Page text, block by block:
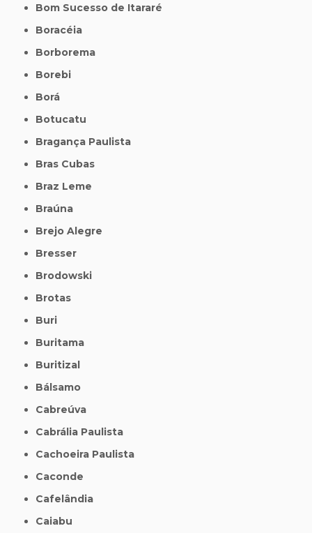
Bom Sucesso de Itararé
Boracéia
Borborema
Borebi
Borá
Botucatu
Bragança Paulista
Bras Cubas
Braz Leme
Braúna
Brejo Alegre
Bresser
Brodowski
Brotas
Buri
Buritama
Buritizal
Bálsamo
Cabreúva
Cabrália Paulista
Cachoeira Paulista
Caconde
Cafelândia
Caiabu